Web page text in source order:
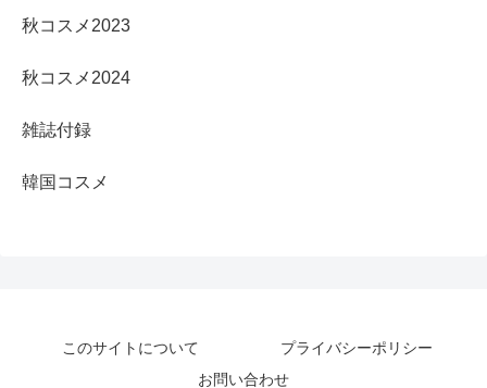
秋コスメ2023
秋コスメ2024
雑誌付録
韓国コスメ
このサイトについて
プライバシーポリシー
お問い合わせ